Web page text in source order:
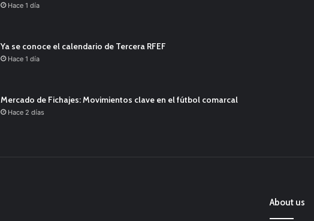
Hace 1 día
Ya se conoce el calendario de Tercera RFEF
Hace 1 día
Mercado de Fichajes: Movimientos clave en el fútbol comarcal
Hace 2 días
About us